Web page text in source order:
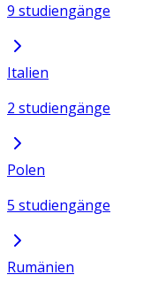
9 studiengänge
Italien
2 studiengänge
Polen
5 studiengänge
Rumänien